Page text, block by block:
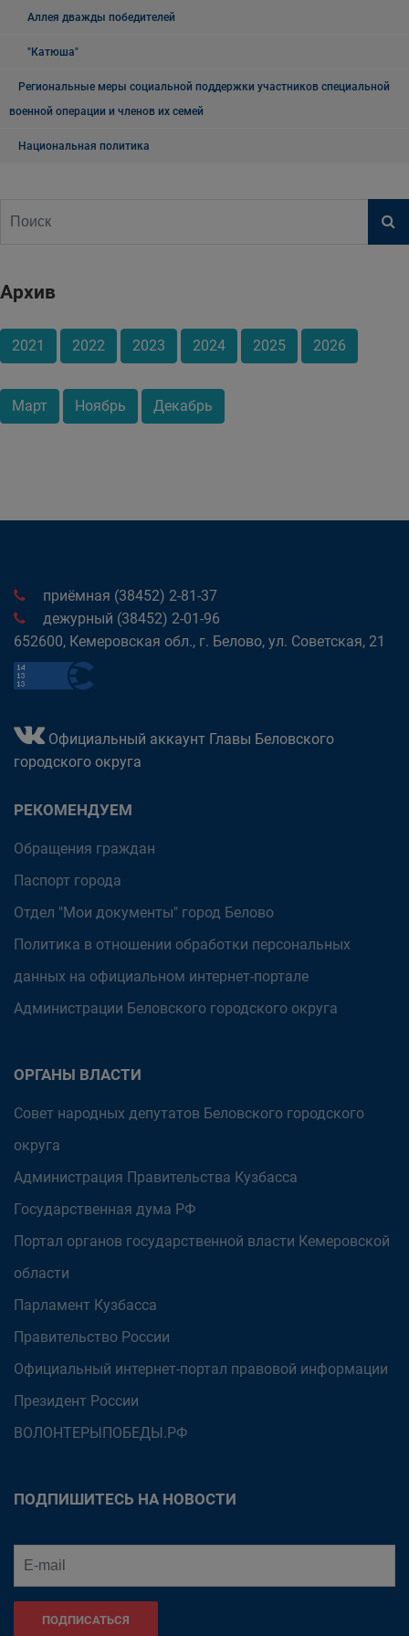
Аллея дважды победителей
"Катюша"
Региональные меры социальной поддержки участников специальной
военной операции и членов их семей
Национальная политика
Архив
2021 2022 2023 2024 2025 2026
Март Ноябрь Декабрь
приёмная (38452) 2-81-37
дежурный (38452) 2-01-96
652600, Кемеровская обл., г. Белово, ул. Советская, 21
Официальный аккаунт Главы Беловского
городского округа
РЕКОМЕНДУЕМ
Обращения граждан
Паспорт города
Отдел "Мои документы" город Белово
Политика в отношении обработки персональных
данных на официальном интернет-портале
Администрации Беловского городского округа
ОРГАНЫ ВЛАСТИ
Совет народных депутатов Беловского городского
округа
Администрация Правительства Кузбасса
Государственная дума РФ
Портал органов государственной власти Кемеровской
области
Парламент Кузбасса
Правительство России
Официальный интернет-портал правовой информации
Президент России
ВОЛОНТЕРЫПОБЕДЫ.РФ
ПОДПИШИТЕСЬ НА НОВОСТИ
ПОДПИСАТЬСЯ